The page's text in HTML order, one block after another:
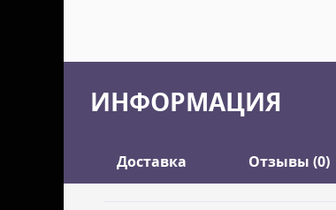
ИНФОРМАЦИЯ
Доставка Отзывы (0)